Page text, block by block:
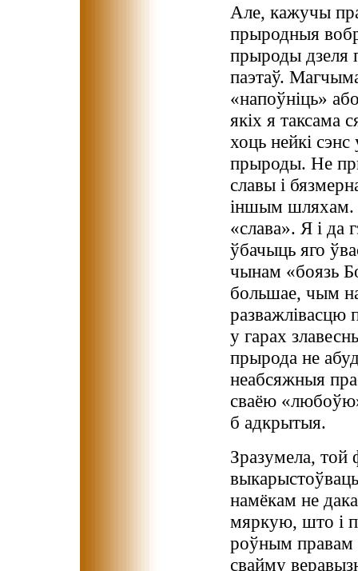
Але, кажучы
прыродныя
прыроды дзеля
паэтаў.
«напоўніць»
якіх я таксама
хоць нейкі
прыроды. Не
славы і
іншым шляхам.
«слава». Я і да
ўбачыць яго
чынам «боязь
большае, чым
разважлівасцю
у гарах
прырода не
неабсяжныя
сваёю
б адкрытыя.
Зразумела, той
намёкам не
мяркую, што і
роўным правам
свайму